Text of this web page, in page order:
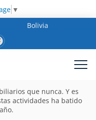
▼
Bolivia
que nunca. Y es
actividades ha batido